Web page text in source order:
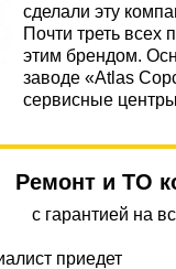
сделали эту
Почти треть всех
этим брендом.
заводе «Atlas
сервисные
Ремонт и ТО
с гарантией на
приедет